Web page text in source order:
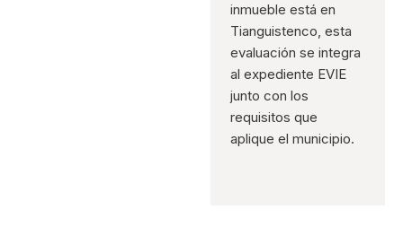
inmueble está en
Tianguistenco, esta
evaluación se integra
al expediente EVIE
junto con los
requisitos que
aplique el municipio.